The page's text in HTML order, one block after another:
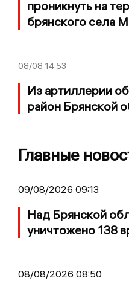
проникнуть на
брянского села
08/08 14:53
Из артиллерии
район Брянской
Главные
09/08/2026 09:13
Над Брянской
уничтожено 138
08/08/2026 08:50